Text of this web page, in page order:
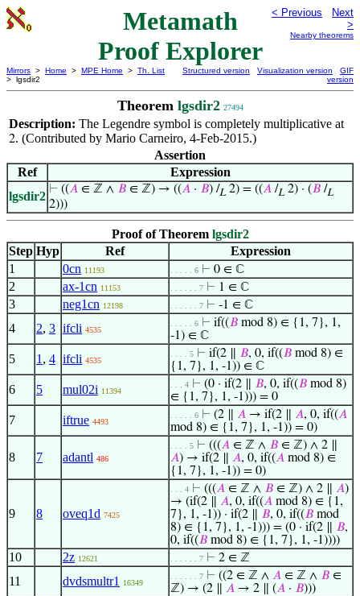
Metamath
Proof Explorer
< Previous
Next
>
Nearby theorems
Mirrors > Home > MPE Home > Th. List
> lgsdir2
Structured version Visualization version
GIF
version
Theorem lgsdir2 27494
Description: The Legendre symbol is completely multiplicative at
2. (Contributed by Mario Carneiro, 4-Feb-2015.)
Assertion
Ref
Expression
lgsdir2 ⊢ ((𝐴 ∈ ℤ ∧ 𝐵 ∈ ℤ) → ((𝐴 · 𝐵) /L 2) = ((𝐴 /L 2) · (𝐵 /L
2)))
Proof of Theorem lgsdir2
Step Hyp Ref
Expression
1
0cn 11193 . . . . . 6 ⊢ 0 ∈ ℂ
2 ax-1cn 11153 . . . . . . 7 ⊢ 1 ∈ ℂ
3 neg1cn 12198 . . . . . . 7 ⊢ -1 ∈ ℂ
4 2, 3 ifcli 4535
. . . . . 6 ⊢ if((𝐵 mod 8) ∈ {1, 7}, 1,
-1) ∈ ℂ
5 1 , 4 ifcli 4535
. . . . 5 ⊢ if(2 ∥ 𝐵, 0, if((𝐵 mod 8) ∈
{1, 7}, 1, -1)) ∈ ℂ
6 5 mul02i 11394
. . . 4 ⊢ (0 · if(2 ∥ 𝐵, 0, if((𝐵 mod 8)
∈ {1, 7}, 1, -1))) = 0
7 iftrue 4493
. . . . . 6 ⊢ (2 ∥ 𝐴 → if(2 ∥ 𝐴, 0, if((𝐴
mod 8) ∈ {1, 7}, 1, -1)) = 0)
8 7 adantl 486
. . . . 5 ⊢ (((𝐴 ∈ ℤ ∧ 𝐵 ∈ ℤ) ∧ 2 ∥
𝐴) → if(2 ∥ 𝐴, 0, if((𝐴 mod 8) ∈
{1, 7}, 1, -1)) = 0)
9 8 oveq1d 7425
. . . 4 ⊢ (((𝐴 ∈ ℤ ∧ 𝐵 ∈ ℤ) ∧ 2 ∥ 𝐴)
→ (if(2 ∥ 𝐴, 0, if((𝐴 mod 8) ∈ {1,
7}, 1, -1)) · if(2 ∥ 𝐵, 0, if((𝐵 mod
8) ∈ {1, 7}, 1, -1))) = (0 · if(2 ∥ 𝐵,
0, if((𝐵 mod 8) ∈ {1, 7}, 1, -1))))
10 2z 12621 . . . . . . 7 ⊢ 2 ∈ ℤ
11 dvdsmultr1 16349
. . . . . . 7 ⊢ ((2 ∈ ℤ ∧ 𝐴 ∈ ℤ ∧ 𝐵 ∈
ℤ) → (2 ∥ 𝐴 → 2 ∥ (𝐴 · 𝐵)))